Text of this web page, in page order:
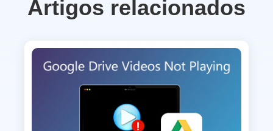
Artigos relacionados